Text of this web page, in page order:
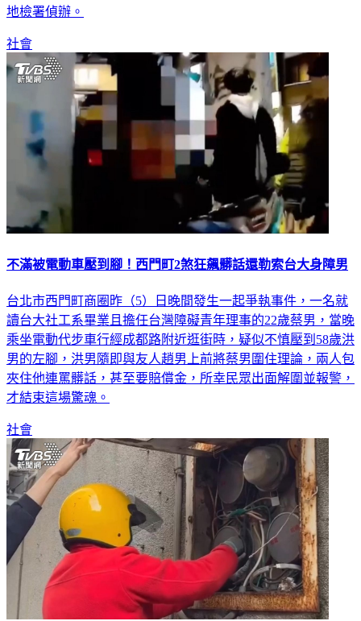
地檢署偵辦。
社會
不滿被電動車壓到腳！西門町2煞狂飆髒話還勒索台大身障男
台北市西門町商圈昨（5）日晚間發生一起爭執事件，一名就
讀台大社工系畢業且擔任台灣障礙青年理事的22歲蔡男，當晚
乘坐電動代步車行經成都路附近逛街時，疑似不慎壓到58歲洪
男的左腳，洪男隨即與友人趙男上前將蔡男圍住理論，兩人包
夾住他連罵髒話，甚至要賠償金，所幸民眾出面解圍並報警，
才結束這場驚魂。
社會